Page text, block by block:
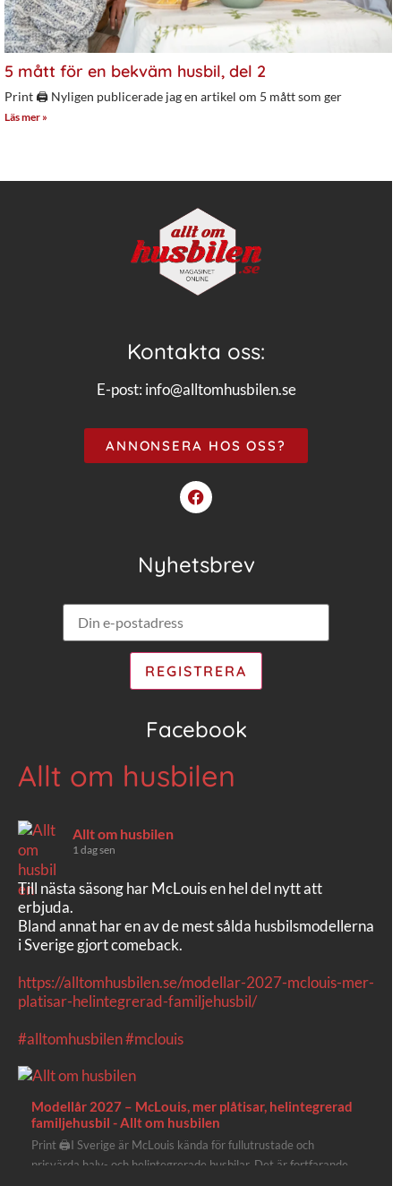
5 mått för en bekväm husbil, del 2
Print 🖨 Nyligen publicerade jag en artikel om 5 mått som ger
Läs mer »
Kontakta oss:
E-post: info@alltomhusbilen.se
ANNONSERA HOS OSS?
Nyhetsbrev
Facebook
Allt om husbilen
Allt om husbilen
1 dag sen
Till nästa säsong har McLouis en hel del nytt att
erbjuda.
Bland annat har en av de mest sålda husbilsmodellerna
i Sverige gjort comeback.
https://alltomhusbilen.se/modellar-2027-mclouis-mer-
platisar-helintegrerad-familjehusbil/
#alltomhusbilen#mclouis
Modellår 2027 – McLouis, mer plåtisar, helintegrerad
familjehusbil - Allt om husbilen
Print 🖨I Sverige är McLouis kända för fullutrustade och
prisvärda halv- och helintegrerade husbilar. Det är fortfarande